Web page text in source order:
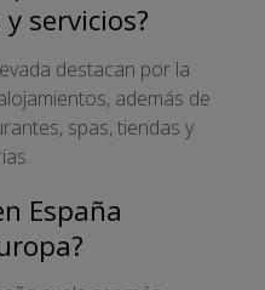
servicios?
destacan por la
además de
spas, tiendas y
España